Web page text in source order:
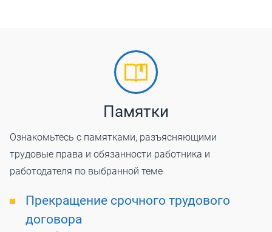
Памятки
Ознакомьтесь с памятками, разъясняющими
трудовые права и обязанности работника и
работодателя по выбранной теме
Прекращение срочного трудового
договора